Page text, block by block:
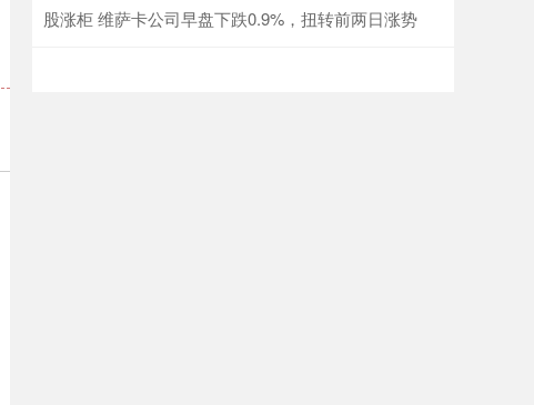
股涨柜 维萨卡公司早盘下跌0.9%，扭转前两日涨势